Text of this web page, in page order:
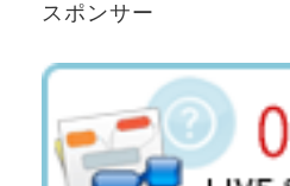
スポンサー